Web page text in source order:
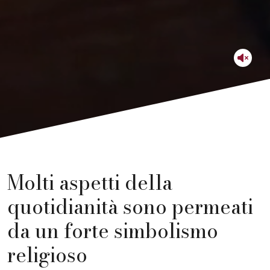
Molti aspetti della
quotidianità sono permeati
da un forte simbolismo
religioso